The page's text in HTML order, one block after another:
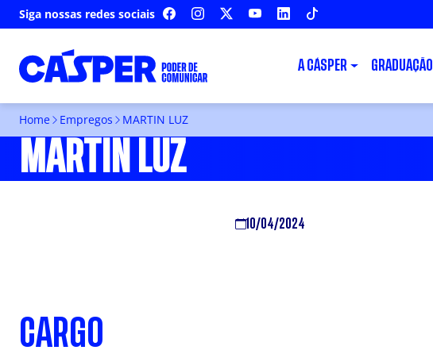
Siga nossas redes sociais FACEBOOKINSTAGRAM YOUTUBELINKEDIN
A CÁSPER GRADUAÇÃO
Home Empregos MARTIN LUZ
MARTIN LUZ
10/04/2024
CARGO